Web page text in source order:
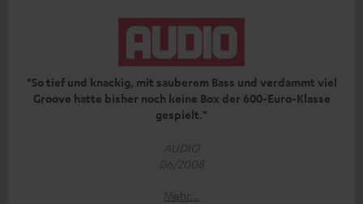
"So tief und knackig, mit sauberem Bass und verdammt viel
Groove hatte bisher noch keine Box der 600-Euro-Klasse
gespielt."
AUDIO
06/2008
Mehr...